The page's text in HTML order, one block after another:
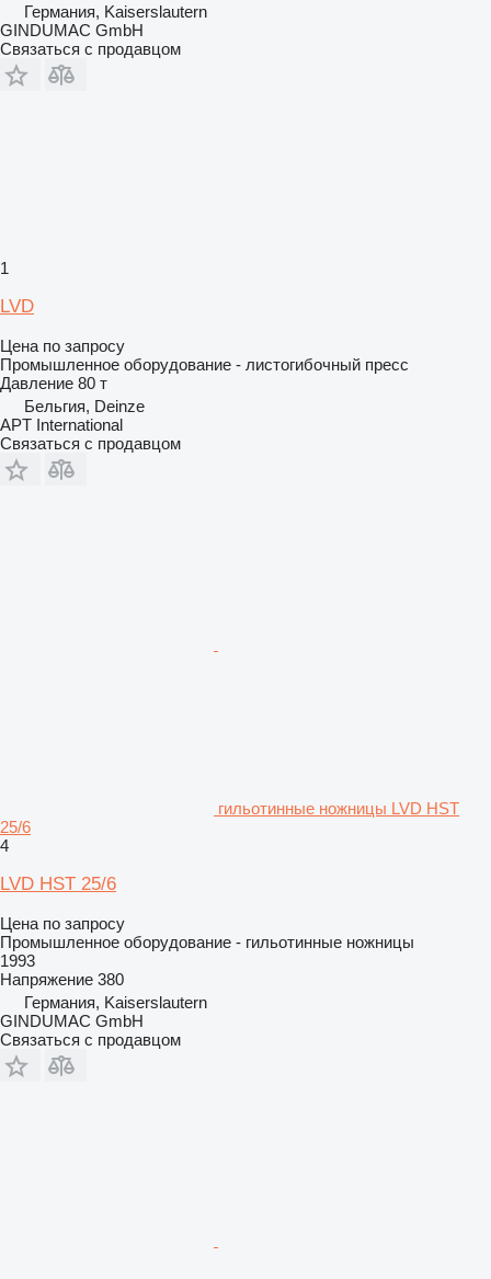
Германия, Kaiserslautern
GINDUMAC GmbH
Связаться с продавцом
1
LVD
Цена по запросу
Промышленное оборудование - листогибочный пресс
Давление 80 т
Бельгия, Deinze
APT International
Связаться с продавцом
гильотинные ножницы LVD HST
25/6
4
LVD HST 25/6
Цена по запросу
Промышленное оборудование - гильотинные ножницы
1993
Напряжение 380
Германия, Kaiserslautern
GINDUMAC GmbH
Связаться с продавцом